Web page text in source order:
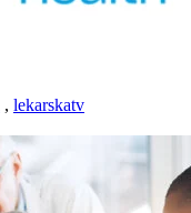
, lekarskatv